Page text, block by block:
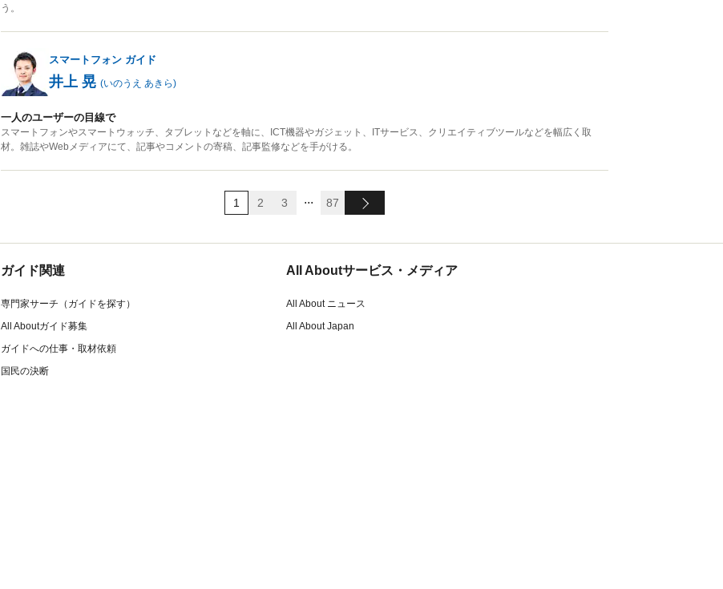
う。
スマートフォン ガイド
井上 晃 (いのうえ あきら)
一人のユーザーの目線で
スマートフォンやスマートウォッチ、タブレットなどを軸に、ICT機器やガジェット、ITサービス、クリエイティブツールなどを幅広く取
材。雑誌やWebメディアにて、記事やコメントの寄稿、記事監修などを手がける。
1 2 3 ... 87
ガイド関連
専門家サーチ（ガイドを探す）
All Aboutガイド募集
ガイドへの仕事・取材依頼
国民の決断
All Aboutサービス・メディア
All About ニュース
All About Japan